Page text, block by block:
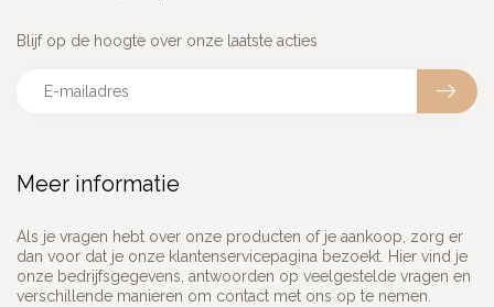
Meer informatie
Als je vragen hebt over onze producten of je aankoop, zorg er
dan voor dat je onze klantenservicepagina bezoekt. Hier vind je
onze bedrijfsgegevens, antwoorden op veelgestelde vragen en
verschillende manieren om contact met ons op te nemen.
Blijf op de hoogte over onze laatste acties